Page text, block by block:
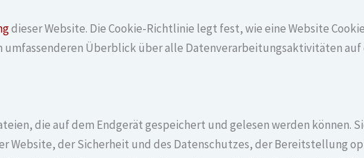
dieser Website. Die Cookie-Richtlinie legt fest, wie eine Website
Überblick über alle Datenverarbeitungsaktivitäten
die auf dem Endgerät gespeichert und gelesen werden können.
Website, der Sicherheit und des Datenschutzes, der Bereitstellung